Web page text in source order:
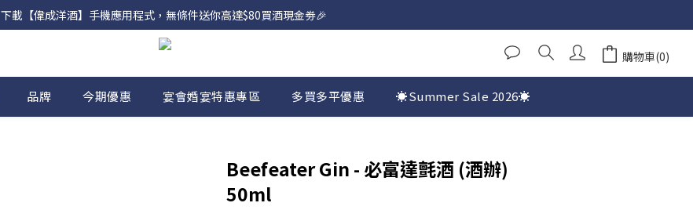
網店購滿 $500 即享免費送貨服務📦
下載【偉成洋酒】手機應用程式，無條件送你高達$80買酒現金劵🎉
網店購滿 $500 即享免費送貨服務📦
購物車(0)
品牌 今期優惠 宴會婚宴特惠專區 多買多平優惠 ☀️Summer Sale 2026☀️
Beefeater Gin - 必富達氈酒 (酒辦)
50ml